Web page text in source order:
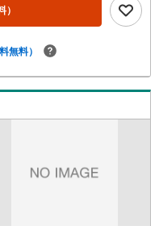
）
無料）